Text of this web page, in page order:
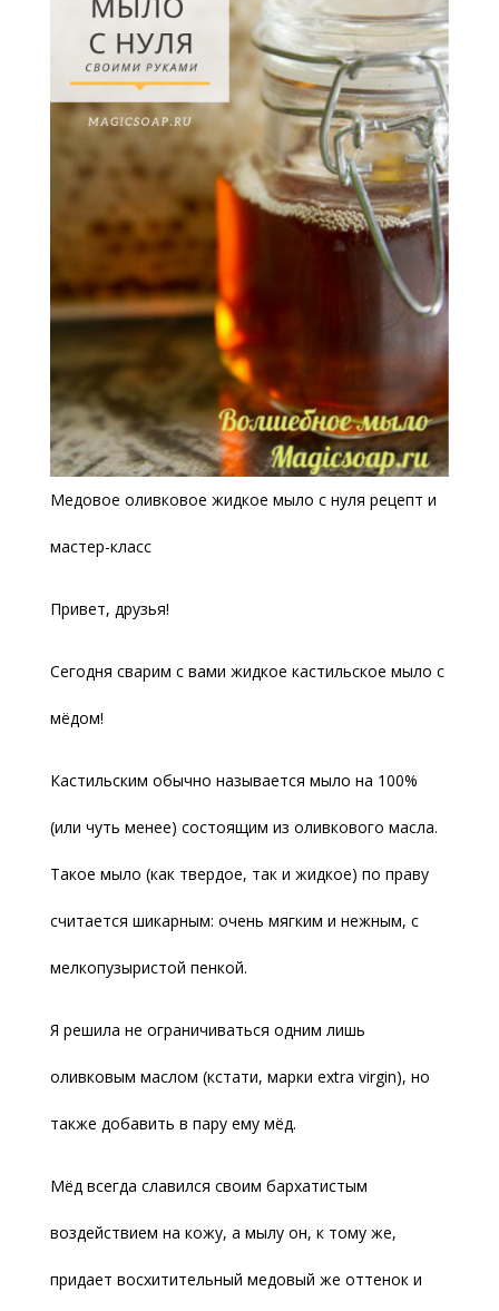
Медовое оливковое жидкое мыло с нуля рецепт и
мастер-класс
Привет, друзья!
Сегодня сварим с вами жидкое кастильское мыло с
мёдом!
Кастильским обычно называется мыло на 100%
(или чуть менее) состоящим из оливкового масла.
Такое мыло (как твердое, так и жидкое) по праву
считается шикарным: очень мягким и нежным, с
мелкопузыристой пенкой.
Я решила не ограничиваться одним лишь
оливковым маслом (кстати, марки extra virgin), но
также добавить в пару ему мёд.
Мёд всегда славился своим бархатистым
воздействием на кожу, а мылу он, к тому же,
придает восхитительный медовый же оттенок и